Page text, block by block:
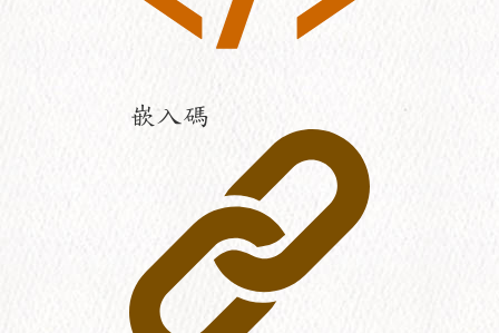
嵌入碼